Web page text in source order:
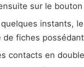
sur le
instants,
de fiches
contacts en